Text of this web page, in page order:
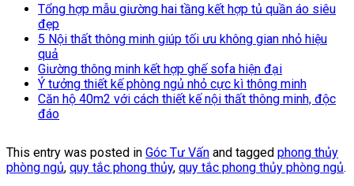
Tổng hợp mẫu giường hai tầng kết hợp tủ quần áo siêu
đẹp
5 Nội thất thông minh giúp tối ưu không gian nhỏ hiệu
quả
Giường thông minh kết hợp ghế sofa hiện đại
Ý tưởng thiết kế phòng ngủ nhỏ cực kì thông minh
Căn hộ 40m2 với cách thiết kế nội thất thông minh, độc
đáo
This entry was posted in Góc Tư Vấn and tagged phong thủy
phòng ngủ, quy tắc phong thủy, quy tắc phong thủy phòng ngủ.